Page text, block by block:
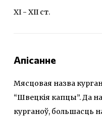
XI - XII ст.
Апісанне
Мясцовая назва
“Швецкія капцы”. Да
курганоў, большасць